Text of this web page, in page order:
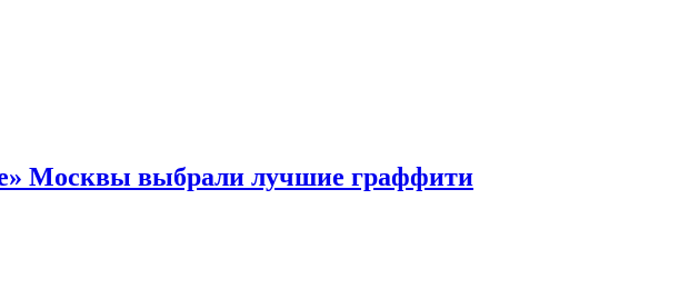
Москвы выбрали лучшие граффити